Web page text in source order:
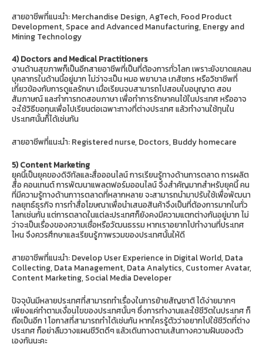
สายอาชีพที่แนะนำ: Merchandise Design, AgTech, Food Product
Development, Space and Advanced Manufacturing, Energy and
Mining Technology
4) Doctors and Medical Practitioners
งานด้านสุขภาพก็เป็นอีกสายอาชีพที่เป็นที่ต้องการทั่วโลก เพราะยังขาดแคลน
บุคลากรในด้านนี้อยู่มาก ไม่ว่าจะเป็น หมอ พยาบาล เภสัชกร หรือวิชาชีพที่
เกี่ยวข้องกับการดูแลรักษา เมื่อเรียนจบสามารถไปสอบใบอนุญาต สอบ
สัมภาษณ์ และทำการทดสอบภาษา เพื่อทำการรักษาคนไข้ในประเทศ หรืออาจ
จะใช้วิธีขอทุนเพื่อไปเรียนต่อเฉพาะทางที่ต่างประเทศ แล้วทำงานใช้ทุนใน
ประเทศนั้นก็ได้เช่นกัน
สายอาชีพที่แนะนำ: Registered nurse, Doctors, Buddy homecare
5) Content Marketing
ยุคนี้เป็นยุคของดิจิทัลและสื่อออนไลน์ การเรียนรู้ทางด้านการตลาด การผลิต
สื่อ คอนเทนต์ การพัฒนาแพลตฟอร์มออนไลน์ จึงสำคัญมากสำหรับยุคนี้ คน
ที่มีความรู้ทางด้านกาารตลาดที่หลากหลาย จะสามารถนำมาปรับใช้เพื่อพัฒนา
กลยุทธ์ธุรกิจ การทำสื่อโฆษณาเพื่อนำเสนอสินค้าจึงเป็นที่ต้องการมากในทั่ว
โลกเช่นกัน แต่การตลาดในแต่ละประเทศก็ยังคงมีความแตกต่างกันอยู่มาก ไม่
ว่าจะเป็นเรื่องของความเชื่อหรือวัฒนธรรม หากเราอยากไปทำงานที่ประเทศ
ไหน จึงควรศึกษาและเรียนรู้ภาพรวมของประเทศนั้นให้ดี
สายอาชีพที่แนะนำ: Develop User Experience in Digital World, Data
Collecting, Data Management, Data Analytics, Customer Avatar,
Content Marketing, Social Media Developer
ปัจจุบันมีหลายประเทศที่สามารถทำเรื่องในการย้ายสัญชาติ ได้ง่ายมากๆ
เพียงแค่ทำตามเงื่อนไขของประเทศนั้นๆ ซึ่งการทำงานและใช้ชีวิตในประเทศ ก็
ถือเป็นอีก 1 โอกาสที่สามารถทำได้เช่นกัน หากใครรู้ตัวว่าอยากไปใช้ชีวิตที่ต่าง
ประเทศ ก็อย่าลืมวางแผนชีวิตดีๆ แล้วเดินทางตามเส้นทางความฝันของตัว
เองกันนะคะ